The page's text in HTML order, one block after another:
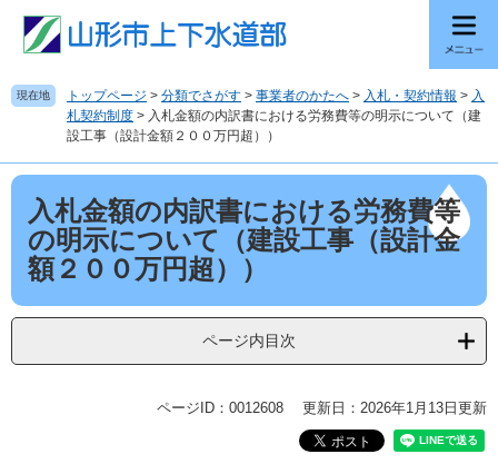
の
先
す
ー
を
し
現在地 トップページ > 分類でさがす > 事業者のかたへ > 入札・契約情報 > 入
札契約制度 > 入札金額の内訳書における労務費等の明示について（建
設工事（設計金額２００万円超））
本
入札金額の内訳書における労務費等
の明示について（建設工事（設計金
額２００万円超））
ページ内目次
ページID：0012608 更新日：2026年1月13日更新